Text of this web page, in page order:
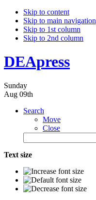
Skip to content
Skip to main navigation
Skip to 1st column
Skip to 2nd column
DEApress
Sunday
Aug 09th
Search
Move
Close
Text size